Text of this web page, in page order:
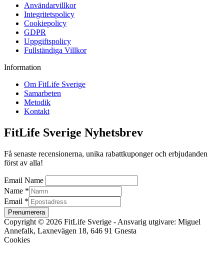
Användarvillkor
Integritetspolicy
Cookiepolicy
GDPR
Uppgiftspolicy
Fullständiga Villkor
Information
Om FitLife Sverige
Samarbeten
Metodik
Kontakt
FitLife Sverige Nyhetsbrev
Få senaste recensionerna, unika rabattkuponger och erbjudanden
först av alla!
Email Name
Name *
Email *
Prenumerera
Copyright © 2026 FitLife Sverige - Ansvarig utgivare: Miguel
Annefalk, Laxnevägen 18, 646 91 Gnesta
Cookies